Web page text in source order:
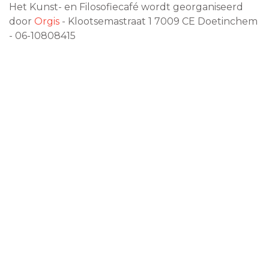
Het Kunst- en Filosofiecafé wordt georganiseerd
door Orgis - Klootsemastraat 1 7009 CE Doetinchem
- 06-10808415